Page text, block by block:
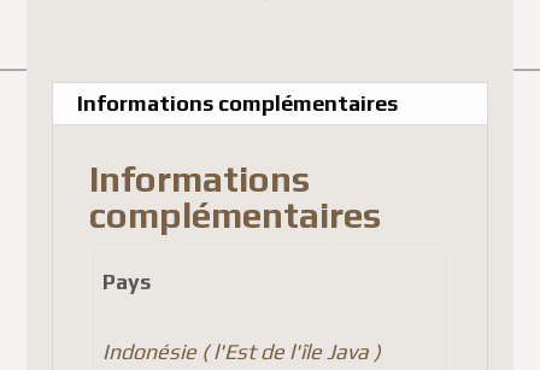
Informations complémentaires
Informations
complémentaires
Pays
Indonésie ( l'Est de l'île Java )